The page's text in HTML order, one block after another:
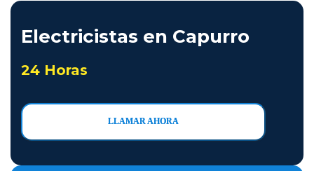
Electricistas en Capurro
24 Horas
LLAMAR AHORA